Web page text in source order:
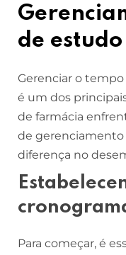
de estudo
Gerenciar o
é um dos
de farmácia
de gerenciamento
diferença no
Para começar, é